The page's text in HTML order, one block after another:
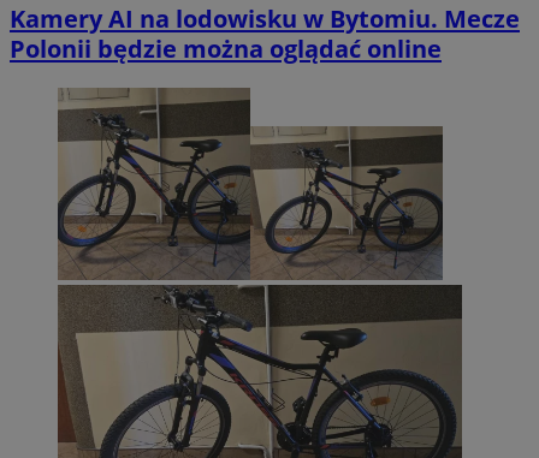
Kamery AI na lodowisku w Bytomiu. Mecze
Polonii będzie można oglądać online